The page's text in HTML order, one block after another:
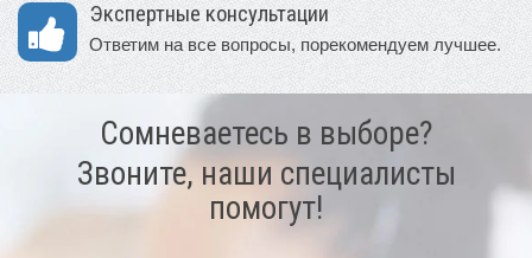
Экспертные консультации
Ответим на все вопросы, порекомендуем лучшее.
Сомневаетесь в выборе?
Звоните, наши специалисты
помогут!